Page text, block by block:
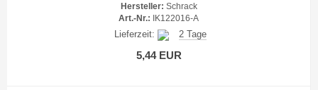
Hersteller: Schrack
Art.-Nr.: IK122016-A
Lieferzeit: 2 Tage
5,44 EUR